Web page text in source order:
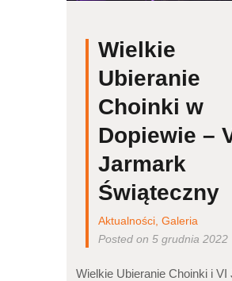
Wielkie
Ubieranie
Choinki w
Dopiewie –
Jarmark
Świąteczny
Aktualności,Galeria
Posted on 5 grudnia 2022
Wielkie Ubieranie Choinki i VI